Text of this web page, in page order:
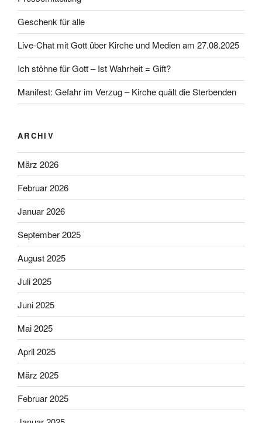
Geschenk für alle
Live-Chat mit Gott über Kirche und Medien am 27.08.2025
Ich stöhne für Gott – Ist Wahrheit = Gift?
Manifest: Gefahr im Verzug – Kirche quält die Sterbenden
ARCHIV
März 2026
Februar 2026
Januar 2026
September 2025
August 2025
Juli 2025
Juni 2025
Mai 2025
April 2025
März 2025
Februar 2025